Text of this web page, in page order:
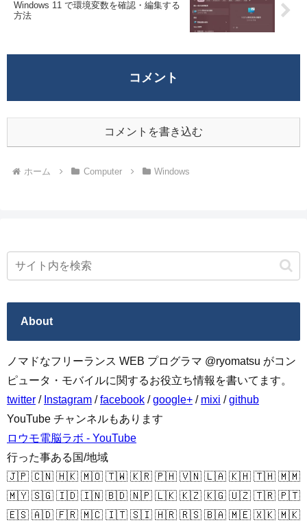
Windows 11 で環境変数を確認・編集する
方法
コメント
コメントを書き込む
ホーム Computer Windows
About
ノマドなフリーランス WEB プログラマ @ryomatsu がコン
ピュータ・モバイルに関するお役立ち情報を書いてます。
twitter / Instagram /facebook /google+ / mixi /github
YouTube チャンネルもあります
ロウモ電脳ラボ - YouTube
行った事ある国/地域
🇯🇵 🇨🇳 🇭🇰 🇲🇴 🇹🇼 🇰🇷 🇵🇭 🇻🇳 🇱🇦 🇰🇭 🇹🇭 🇲🇲
🇲🇾 🇸🇬 🇮🇩 🇮🇳 🇧🇩 🇳🇵 🇱🇰 🇰🇿 🇰🇬 🇺🇿 🇹🇷 🇵🇹
🇪🇸 🇦🇩 🇫🇷 🇲🇨 🇮🇹 🇸🇮 🇭🇷 🇷🇸 🇧🇦 🇲🇪 🇽🇰 🇲🇰